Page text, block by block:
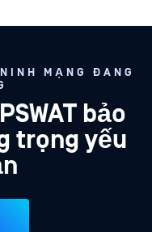
MẠNG ĐANG
bảo
trọng yếu